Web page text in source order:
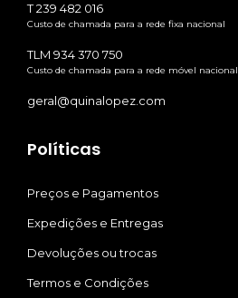
T 239 482 016
Custo de chamada para a rede fixa nacional
TLM 934 370 750
Custo de chamada para a rede móvel nacional
geral@quinalopez.com
Políticas
Preços e Pagamentos
Expedições e Entregas
Devoluções ou trocas
Termos e Condições